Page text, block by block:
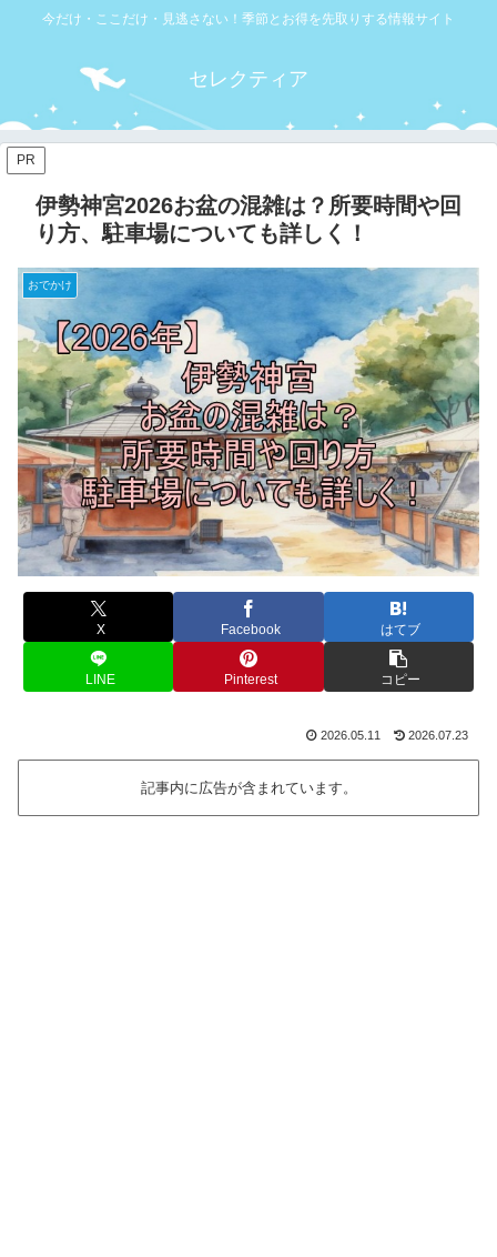
今だけ・ここだけ・見逃さない！季節とお得を先取りする情報サイト
セレクティア
PR
伊勢神宮2026お盆の混雑は？所要時間や回
り方、駐車場についても詳しく！
おでかけ
X Facebook はてブ
LINE Pinterest コピー
2026.05.11 2026.07.23
記事内に広告が含まれています。